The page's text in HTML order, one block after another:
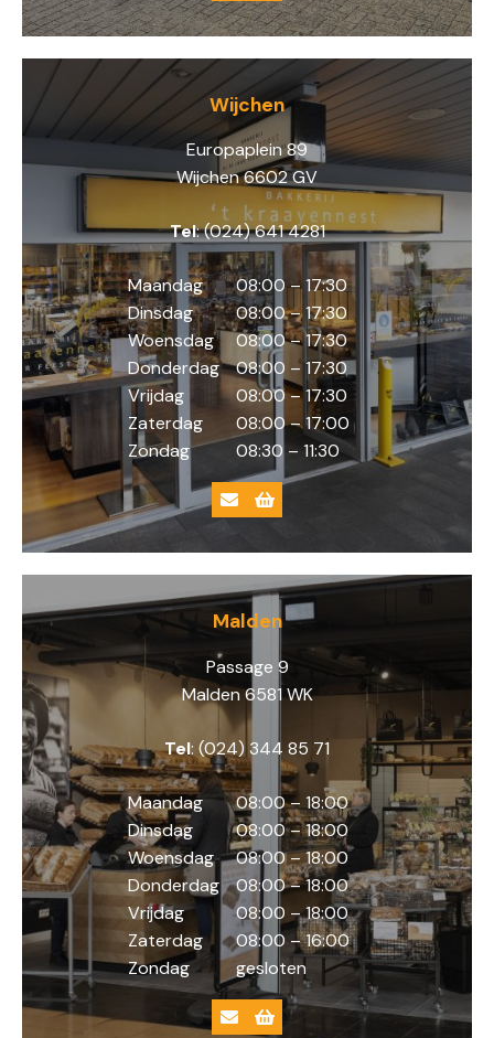
Wijchen
Europaplein 89
Wijchen 6602 GV
Tel: (024) 641 4281
Maandag
08:00 – 17:30
Dinsdag
08:00 – 17:30
Woensdag
08:00 – 17:30
Donderdag
08:00 – 17:30
Vrijdag
08:00 – 17:30
Zaterdag
08:00 – 17:00
Zondag
08:30 – 11:30
Malden
Passage 9
Malden 6581 WK
Tel: (024) 344 85 71
Maandag
08:00 – 18:00
Dinsdag
08:00 – 18:00
Woensdag
08:00 – 18:00
Donderdag
08:00 – 18:00
Vrijdag
08:00 – 18:00
Zaterdag
08:00 – 16:00
Zondag
gesloten